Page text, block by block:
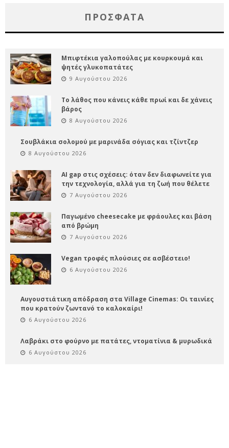
ΠΡΌΣΦΑΤΑ
Μπιφτέκια γαλοπούλας με κουρκουμά και
ψητές γλυκοπατάτες
9 Αυγούστου 2026
Το λάθος που κάνεις κάθε πρωί και δε χάνεις
βάρος
8 Αυγούστου 2026
Σουβλάκια σολομού με μαρινάδα σόγιας και τζίντζερ
8 Αυγούστου 2026
AI gap στις σχέσεις: όταν δεν διαφωνείτε για
την τεχνολογία, αλλά για τη ζωή που θέλετε
7 Αυγούστου 2026
Παγωμένο cheesecake με φράουλες και βάση
από βρώμη
7 Αυγούστου 2026
Vegan τροφές πλούσιες σε ασβέστειο!
6 Αυγούστου 2026
Αυγουστιάτικη απόδραση στα Village Cinemas: Οι ταινίες
που κρατούν ζωντανό το καλοκαίρι!
6 Αυγούστου 2026
Λαβράκι στο φούρνο με πατάτες, ντοματίνια & μυρωδικά
6 Αυγούστου 2026